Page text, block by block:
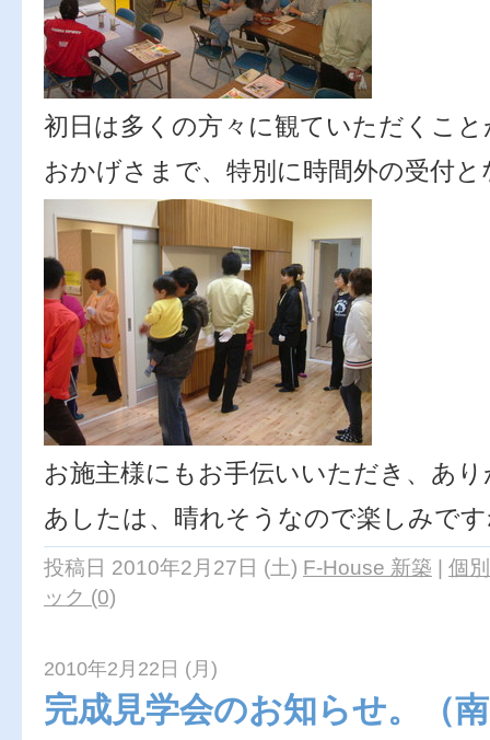
初日は多くの方々に観ていただくこ
おかげさまで、特別に時間外の受付
お施主様にもお手伝いいただき、あ
あしたは、晴れそうなので楽しみで
投稿日 2010年2月27日 (土) F-House 新築 | 個
ック (0)
2010年2月22日 (月)
完成見学会のお知らせ。（